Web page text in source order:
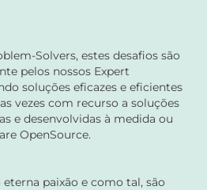
Solvers, estes desafios são
pelos nossos Expert
soluções eficazes e eficientes
vezes com recurso a soluções
e desenvolvidas à medida ou
OpenSource.
paixão e como tal, são